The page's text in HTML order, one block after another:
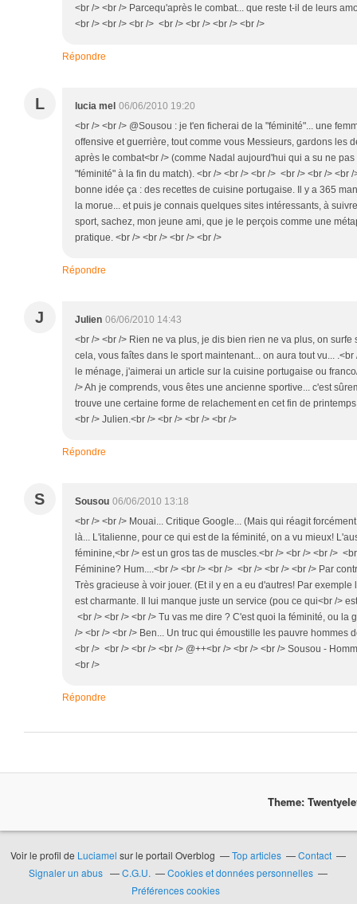
<br /> <br /> Parcequ'après le combat... que reste t-il de leurs
<br /> <br /> <br /> <br /> <br /> <br /> <br />
Répondre
L lucia mel 06/06/2010 19:20
<br /> <br /> @Sousou : je t'en ficherai de la "féminité"... une
offensive et guerrière, tout comme vous Messieurs, gardons les
après le combat<br /> (comme Nadal aujourd'hui qui a su ne
"féminité" à la fin du match). <br /> <br /> <br /> <br /> <br /> <br
bonne idée ça : des recettes de cuisine portugaise. Il y a 365
la morue... et puis je connais quelques sites intéressants, à
sport, sachez, mon jeune ami, que je le perçois comme une
pratique. <br /> <br /> <br /> <br />
Répondre
J Julien 06/06/2010 14:43
<br /> <br /> Rien ne va plus, je dis bien rien ne va plus, on surfe
cela, vous faîtes dans le sport maintenant... on aura tout vu...
le ménage, j'aimerai un article sur la cuisine portugaise ou
/> Ah je comprends, vous êtes une ancienne sportive... c'est
trouve une certaine forme de relachement en cet fin de
<br /> Julien.<br /> <br /> <br /> <br />
Répondre
S Sousou 06/06/2010 13:18
<br /> <br /> Mouai... Critique Google... (Mais qui réagit
là... L'italienne, pour ce qui est de la féminité, on a vu mieux!
féminine,<br /> est un gros tas de muscles.<br /> <br /> <br />
Féminine? Hum....<br /> <br /> <br /> <br /> <br /> <br /> Par
Très gracieuse à voir jouer. (Et il y en a eu d'autres! Par exemple
est charmante. Il lui manque juste un service (pou ce qui<br />
<br /> <br /> <br /> Tu vas me dire ? C'est quoi la féminité, ou la
/> <br /> <br /> Ben... Un truc qui émoustille les pauvre hommes
<br /> <br /> <br /> <br /> @++<br /> <br /> <br /> Sousou -
<br />
Répondre
Theme:
Voir le profil de Luciamel sur le portail Overblog Top articles
Contact
Signaler un abus
C.G.U.
Cookies et données personnelles
Préférences cookies